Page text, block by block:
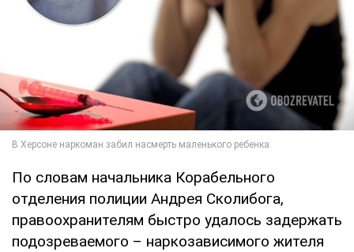
По словам начальника Корабельного
отделения полиции Андрея Сколибога,
правоохранителям быстро удалось задержать
подозреваемого – наркозависимого жителя